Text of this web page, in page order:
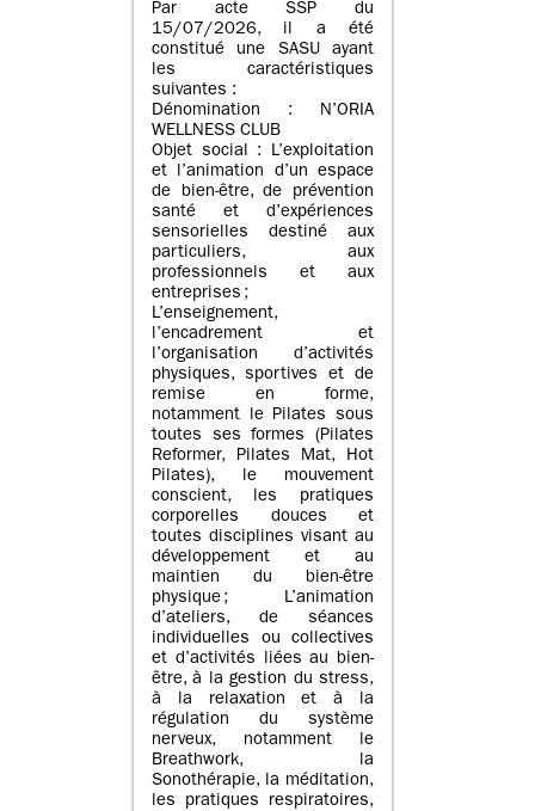
Par acte SSP du
15/07/2026, il a été
constitué une SASU ayant
les caractéristiques
suivantes :
Dénomination : N’ORIA
WELLNESS CLUB
Objet social : L’exploitation
et l’animation d’un espace
de bien-être, de prévention
santé et d’expériences
sensorielles destiné aux
particuliers, aux
professionnels et aux
entreprises ;
L’enseignement,
l’encadrement et
l’organisation d’activités
physiques, sportives et de
remise en forme,
notamment le Pilates sous
toutes ses formes (Pilates
Reformer, Pilates Mat, Hot
Pilates), le mouvement
conscient, les pratiques
corporelles douces et
toutes disciplines visant au
développement et au
maintien du bien-être
physique ; L’animation
d’ateliers, de séances
individuelles ou collectives
et d’activités liées au bien-
être, à la gestion du stress,
à la relaxation et à la
régulation du système
nerveux, notamment le
Breathwork, la
Sonothérapie, la méditation,
les pratiques respiratoires,